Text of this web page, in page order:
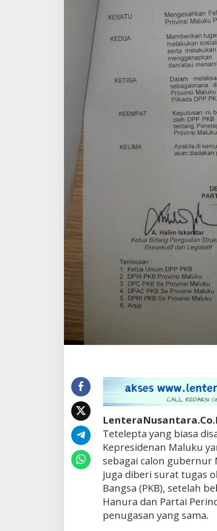
Tetelepta yang biasa
Kepresidenan Maluku
sebagai calon gubernur
juga diberi surat tugas
Bangsa (PKB), setelah
Hanura dan Partai
penugasan yang sama.